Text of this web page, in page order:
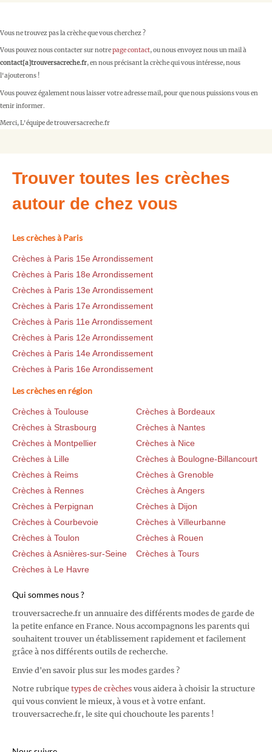
Vous ne trouvez pas la crèche que vous cherchez ?
Vous pouvez nous contacter sur notrepage contact, ou nous envoyez nous un mail à
contact[a]trouversacreche.fr, en nous précisant la crèche qui vous intéresse, nous
l'ajouterons !
Vous pouvez également nous laisser votre adresse mail, pour que nous puissions vous en
tenir informer.
Merci, L'équipe de trouversacreche.fr
Trouver toutes les crèches
autour de chez vous
Les crèches à Paris
Crèches à Paris 15e Arrondissement
Crèches à Paris 18e Arrondissement
Crèches à Paris 13e Arrondissement
Crèches à Paris 17e Arrondissement
Crèches à Paris 11e Arrondissement
Crèches à Paris 12e Arrondissement
Crèches à Paris 14e Arrondissement
Crèches à Paris 16e Arrondissement
Les crèches en région
Crèches à Toulouse
Crèches à Bordeaux
Crèches à Strasbourg
Crèches à Nantes
Crèches à Montpellier
Crèches à Nice
Crèches à Lille
Crèches à Boulogne-Billancourt
Crèches à Reims
Crèches à Grenoble
Crèches à Rennes
Crèches à Angers
Crèches à Perpignan
Crèches à Dijon
Crèches à Courbevoie
Crèches à Villeurbanne
Crèches à Toulon
Crèches à Rouen
Crèches à Asnières-sur-Seine
Crèches à Tours
Crèches à Le Havre
Qui sommes nous ?
trouversacreche.fr un annuaire des différents modes de garde de
la petite enfance en France. Nous accompagnons les parents qui
souhaitent trouver un établissement rapidement et facilement
grâce à nos différents outils de recherche.
Envie d'en savoir plus sur les modes gardes ?
Notre rubrique types de crèches vous aidera à choisir la structure
qui vous convient le mieux, à vous et à votre enfant.
trouversacreche.fr, le site qui chouchoute les parents !